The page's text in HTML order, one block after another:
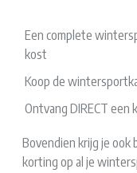
Een complete
kost
Koop de
Ontvang DIRECT een
Bovendien krijg je ook
korting op al je